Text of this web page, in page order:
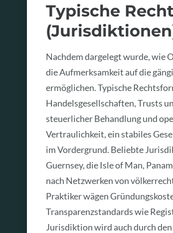
Typische
Nachdem dargelegt wurde, wie
die Aufmerksamkeit auf die
ermöglichen. Typische
Handelsgesellschaften, Trusts
steuerlicher Behandlung und
Vertraulichkeit, ein stabiles
im Vordergrund. Beliebte
Guernsey, die Isle of Man,
nach Netzwerken von
Praktiker wägen
Transparenzstandards wie
Jurisdiktion wird auch durch